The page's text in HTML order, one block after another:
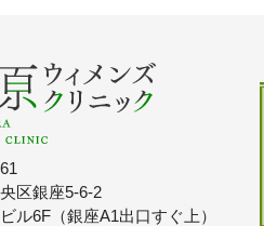
区銀座5-6-2
ル6F（銀座A1出口すぐ上）